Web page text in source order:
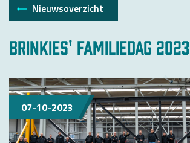
Nieuwsoverzicht
Brinkies' Familiedag 2023
07-10-2023